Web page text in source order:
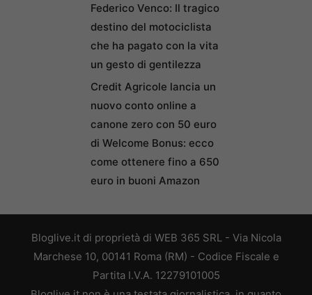
Federico Venco: Il tragico
destino del motociclista
che ha pagato con la vita
un gesto di gentilezza
Credit Agricole lancia un
nuovo conto online a
canone zero con 50 euro
di Welcome Bonus: ecco
come ottenere fino a 650
euro in buoni Amazon
Bloglive.it di proprietà di WEB 365 SRL - Via Nicola
Marchese 10, 00141 Roma (RM) - Codice Fiscale e
Partita I.V.A. 12279101005